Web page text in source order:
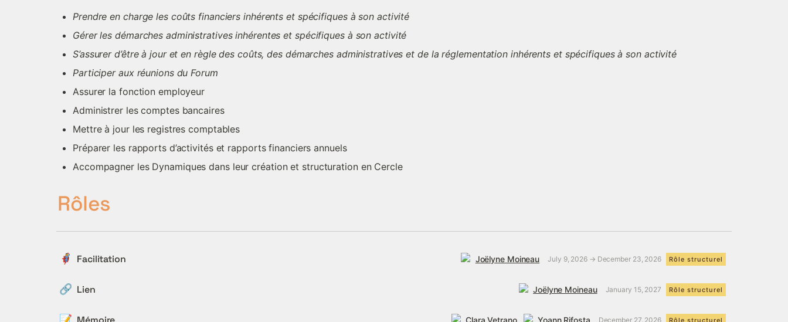
Prendre en charge les coûts financiers inhérents et spécifiques à son activité
Gérer les démarches administratives inhérentes et spécifiques à son activité
S’assurer d’être à jour et en règle des coûts, des démarches administratives et de la réglementation inhérents et spécifiques à son activité
Participer aux réunions du Forum
Assurer la fonction employeur
Administrer les comptes bancaires
Mettre à jour les registres comptables
Préparer les rapports d’activités et rapports financiers annuels
Accompagner les Dynamiques dans leur création et structuration en Cercle
Rôles
🦸 Facilitation Joëlyne Moineau July 9, 2026 → December 23, 2026 Rôle structurel
🔗 Lien Joëlyne Moineau January 15, 2027 Rôle structurel
Clara Vetrano Yoann Rifosta December 27, 2026 Rôle structurel